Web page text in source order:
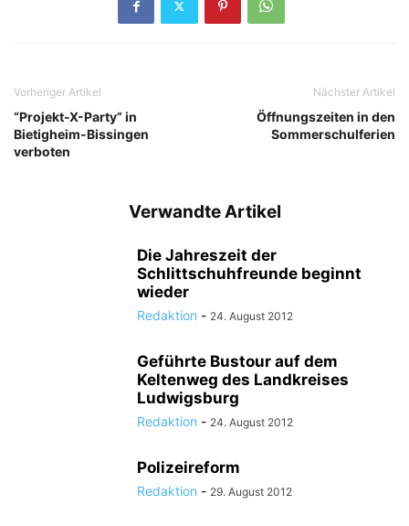
Vorheriger Artikel
“Projekt-X-Party” in
Bietigheim-Bissingen
verboten
Nächster Artikel
Öffnungszeiten in den
Sommerschulferien
Verwandte Artikel
Die Jahreszeit der
Schlittschuhfreunde beginnt
wieder
Redaktion - 24. August 2012
Geführte Bustour auf dem
Keltenweg des Landkreises
Ludwigsburg
Redaktion - 24. August 2012
Polizeireform
Redaktion - 29. August 2012